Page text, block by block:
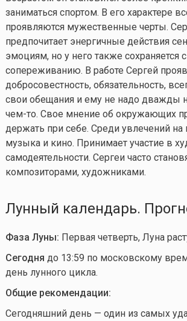
заниматься спортом. В его характере
проявляются мужественные черты.
предпочитает энергичные действия
эмоциям, но у него также сохраняется
сопереживанию. В работе Сергей
добросовестность, обязательность,
свои обещания и ему не надо дважды
чем-то. Свое мнение об окружающих
держать при себе. Среди увлечений
музыка и кино. Принимает участие в
самодеятельности. Сергеи часто
композиторами, художниками.
Лунный календарь.
Фаза Луны: Первая четверть, Луна
Сегодня до 13:59 по московскому
день лунного цикла.
Общие рекомендации:
Сегодняшний день — один из самых